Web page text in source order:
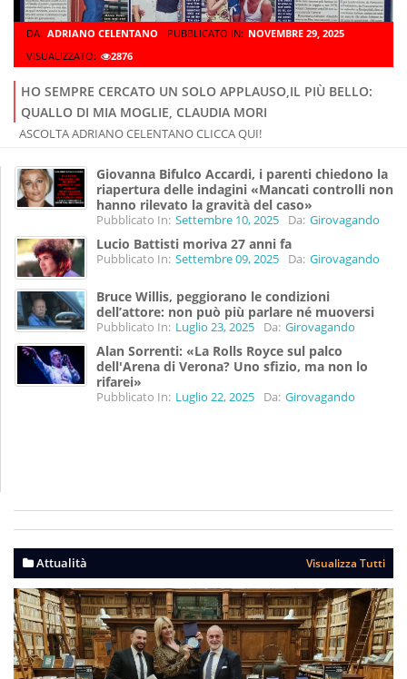
DA: ADRIANO CELENTANO PUBBLICATO IN: NOVEMBRE 29, 2025
VISUALIZZATO:
2876
HO SEMPRE CERCATO UN SOLO APPLAUSO,IL PIÙ BELLO:
QUALLO DI MIA MOGLIE, CLAUDIA MORI
ASCOLTA ADRIANO CELENTANO CLICCA QUI!
Giovanna Bifulco Accardi, i parenti chiedono la
riapertura delle indagini «Mancati controlli non
hanno rilevato la gravità del caso»
Pubblicato In: Settembre 10, 2025 Da: Girovagando
Lucio Battisti moriva 27 anni fa
Pubblicato In: Settembre 09, 2025 Da: Girovagando
Bruce Willis, peggiorano le condizioni
dell’attore: non può più parlare né muoversi
Pubblicato In: Luglio 23, 2025 Da: Girovagando
Alan Sorrenti: «La Rolls Royce sul palco
dell'Arena di Verona? Uno sfizio, ma non lo
rifarei»
Pubblicato In: Luglio 22, 2025 Da: Girovagando
Attualità Visualizza Tutti